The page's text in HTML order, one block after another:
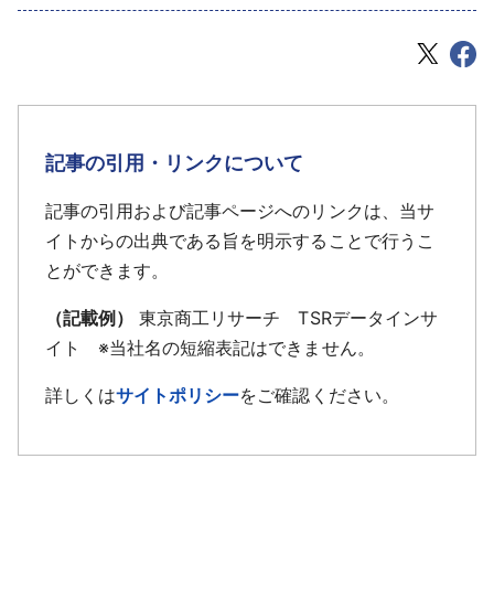
記事の引用・リンクについて
記事の引用および記事ページへのリンクは、当サ
イトからの出典である旨を明示することで行うこ
とができます。
（記載例）
東京商工リサーチ TSRデータインサ
イト ※当社名の短縮表記はできません。
詳しくはサイトポリシーをご確認ください。